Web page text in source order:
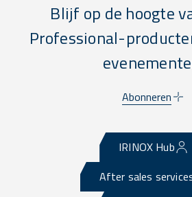
Blijf op de hoogte
Professional-
Abonneren
IRINOX Hub
After sales